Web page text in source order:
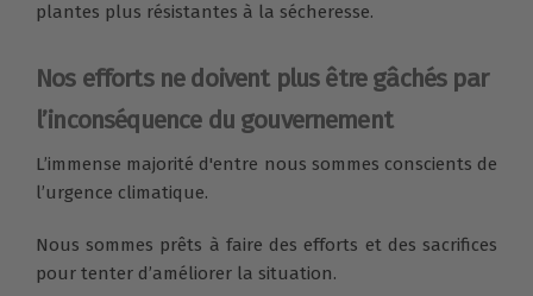
plantes plus résistantes à la sécheresse.
Nos efforts ne doivent plus être gâchés par
l’inconséquence du gouvernement
L’immense majorité d'entre nous sommes conscients de
l’urgence climatique.
Nous sommes prêts à faire des efforts et des sacrifices
pour tenter d’améliorer la situation.